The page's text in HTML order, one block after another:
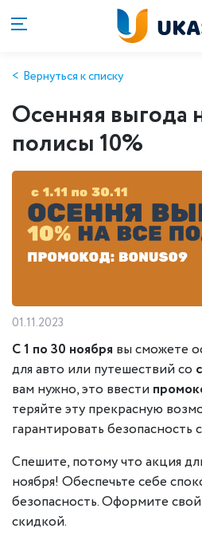
Вернуться к списку
Осенняя выгода
полисы 10%
01.11.2023
С 1 по 30 ноября вы сможете
для авто или путешествий со
вам нужно, это ввести
теряйте эту прекрасную
гарантировать
Спешите, потому что акция
ноября! Обеспечьте себе
безопасность. Оформите
скидкой.